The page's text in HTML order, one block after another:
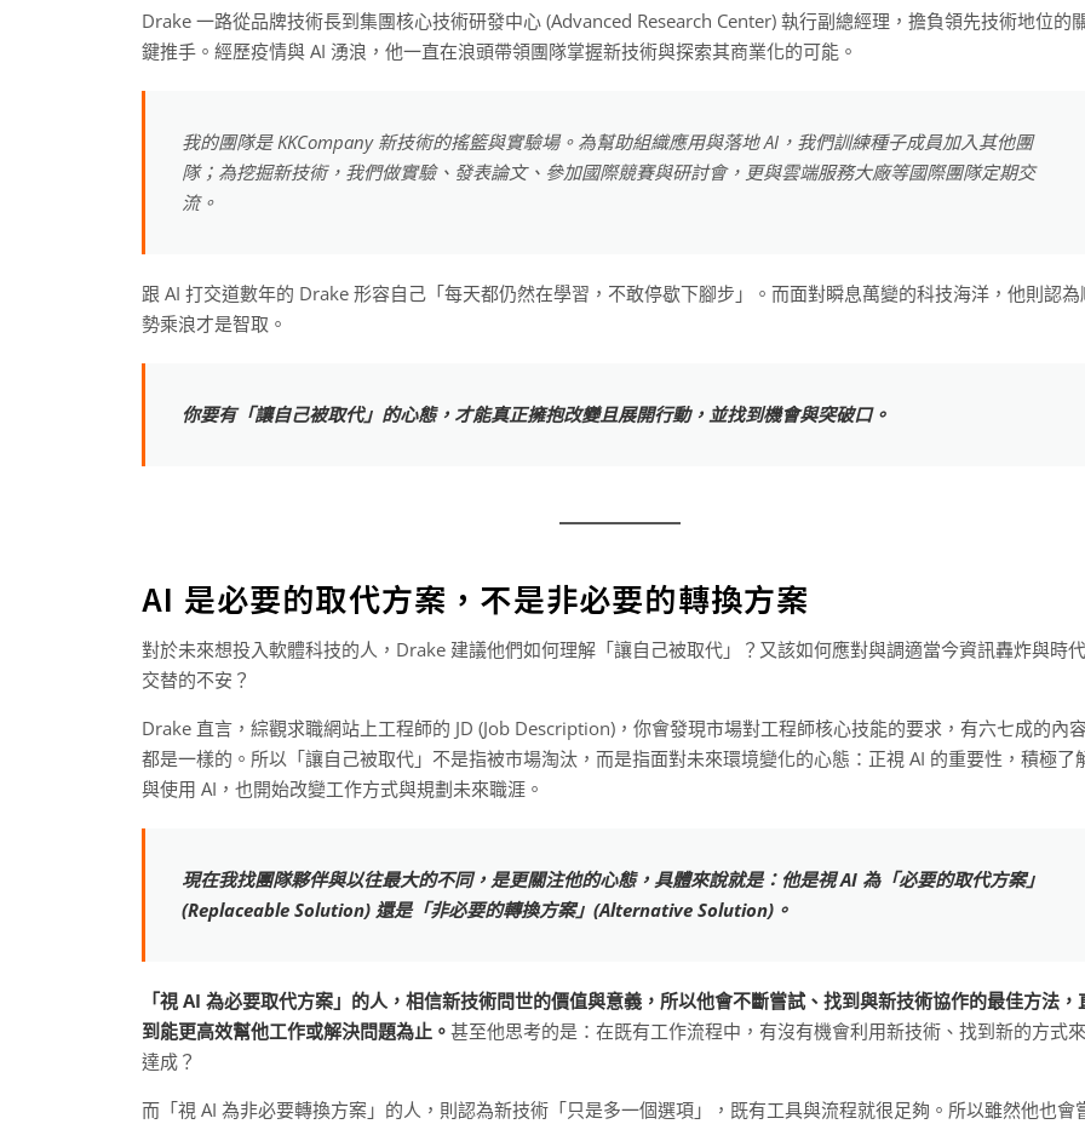
Drake 一路從品牌技術長到集團核心技術研發中心 (Advanced Research Center) 執行副總經理，擔負領先技術地位的
鍵推手。經歷疫情與 AI 湧浪，他一直在浪頭帶領團隊掌握新技術與探索其商業化的可能。
我的團隊是 KKCompany 新技術的搖籃與實驗場。為幫助組織應用與落地 AI，我們訓練種子成員加入其他團
隊；為挖掘新技術，我們做實驗、發表論文、參加國際競賽與研討會，更與雲端服務大廠等國際團隊定期交
流。
跟 AI 打交道數年的 Drake 形容自己「每天都仍然在學習，不敢停歇下腳步」。而面對瞬息萬變的科技海洋，他則認為
勢乘浪才是智取。
你要有「讓自己被取代」的心態，才能真正擁抱改變且展開行動，並找到機會與突破口。
AI 是必要的取代方案，不是非必要的轉換方案
對於未來想投入軟體科技的人，Drake 建議他們如何理解「讓自己被取代」？又該如何應對與調適當今資訊轟炸與時代
交替的不安？
Drake 直言，綜觀求職網站上工程師的 JD (Job Description)，你會發現市場對工程師核心技能的要求，有六七成的內
都是一樣的。所以「讓自己被取代」不是指被市場淘汰，而是指面對未來環境變化的心態：正視 AI 的重要性，積極了
與使用 AI，也開始改變工作方式與規劃未來職涯。
現在我找團隊夥伴與以往最大的不同，是更關注他的心態，具體來說就是：他是視 AI 為「必要的取代方案」
(Replaceable Solution) 還是「非必要的轉換方案」(Alternative Solution)。
「視 AI 為必要取代方案」的人，相信新技術問世的價值與意義，所以他會不斷嘗試、找到與新技術協作的最佳方法，
到能更高效幫他工作或解決問題為止。 甚至他思考的是：在既有工作流程中，有沒有機會利用新技術、找到新的方式來
達成？
而「視 AI 為非必要轉換方案」的人，則認為新技術「只是多一個選項」，既有工具與流程就很足夠。所以雖然他也會